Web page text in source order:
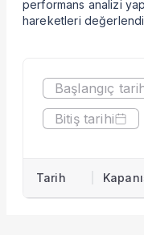
Hisseyi Taşıyan
Bilançolar
Gelir Tablosu
Nakit Akım Tablosu
performans analizi
hareketleri
Başlangıç
Bitiş tarihi
Tarih